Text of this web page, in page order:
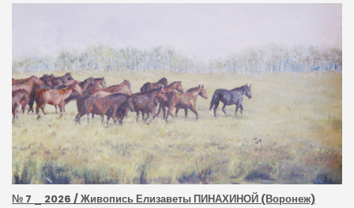
№ 7 _ 2026 / Живопись Елизаветы ПИНАХИНОЙ (Воронеж)